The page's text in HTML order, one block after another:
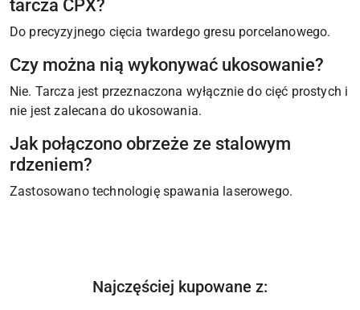
tarcza CPX?
Do precyzyjnego cięcia twardego gresu porcelanowego.
Czy można nią wykonywać ukosowanie?
Nie. Tarcza jest przeznaczona wyłącznie do cięć prostych i
nie jest zalecana do ukosowania.
Jak połączono obrzeże ze stalowym
rdzeniem?
Zastosowano technologię spawania laserowego.
Pomiń karuzelę produktów
Produkty
Najczęściej kupowane z: